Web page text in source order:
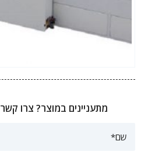
מתעניינים במוצר? צרו